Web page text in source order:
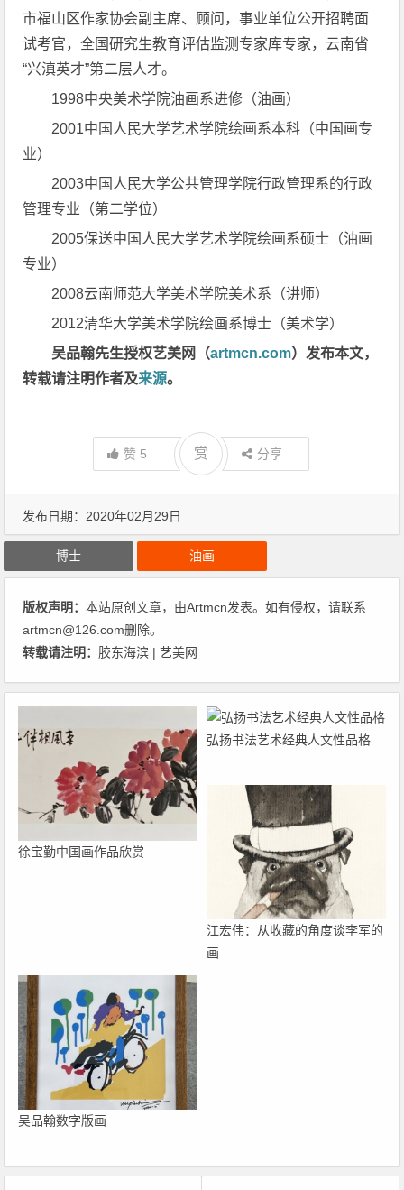
市福山区作家协会副主席、顾问，事业单位公开招聘面
试考官，全国研究生教育评估监测专家库专家，云南省
“兴滇英才”第二层人才。
1998中央美术学院油画系进修（油画）
2001中国人民大学艺术学院绘画系本科（中国画专
业）
2003中国人民大学公共管理学院行政管理系的行政
管理专业（第二学位）
2005保送中国人民大学艺术学院绘画系硕士（油画
专业）
2008云南师范大学美术学院美术系（讲师）
2012清华大学美术学院绘画系博士（美术学）
吴品翰先生授权艺美网（artmcn.com）发布本文，
转载请注明作者及来源。
赞 5 赏 分享
发布日期：2020年02月29日
博士 油画
版权声明：本站原创文章，由Artmcn发表。如有侵权，请联系
artmcn@126.com删除。
转载请注明： 胶东海滨 | 艺美网
徐宝勤中国画作品欣赏
弘扬书法艺术经典人文性品格
江宏伟：从收藏的角度谈李军的
画
吴品翰数字版画